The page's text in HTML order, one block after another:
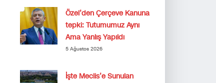
Özel’den Çerçeve Kanuna
tepki: Tutumumuz Aynı
Ama Yanlış Yapıldı
5 Ağustos 2026
İşte Meclis’e Sunulan